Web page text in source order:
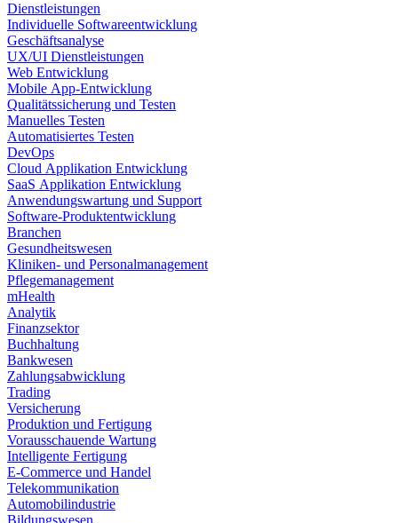
Dienstleistungen
Individuelle Softwareentwicklung
Geschäftsanalyse
UX/UI Dienstleistungen
Web Entwicklung
Mobile App-Entwicklung
Qualitätssicherung und Testen
Manuelles Testen
Automatisiertes Testen
DevOps
Cloud Applikation Entwicklung
SaaS Applikation Entwicklung
Anwendungswartung und Support
Software-Produktentwicklung
Branchen
Gesundheitswesen
Kliniken- und Personalmanagement
Pflegemanagement
mHealth
Analytik
Finanzsektor
Buchhaltung
Bankwesen
Zahlungsabwicklung
Trading
Versicherung
Produktion und Fertigung
Vorausschauende Wartung
Intelligente Fertigung
E-Commerce und Handel
Telekommunikation
Automobilindustrie
Bildungswesen